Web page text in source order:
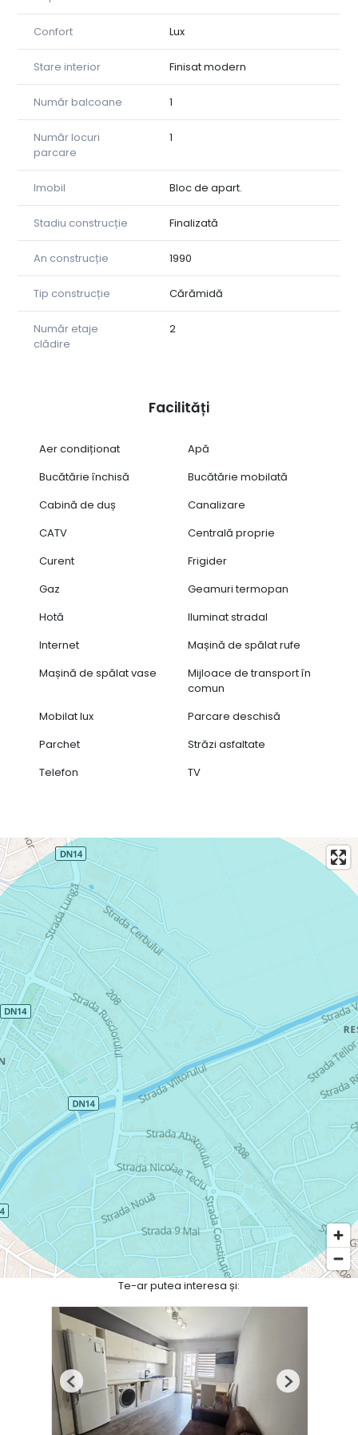
Confort Lux
Stare interior Finisat modern
Număr balcoane 1
Număr locuri
parcare
1
Imobil Bloc de apart.
Stadiu construcție Finalizată
An construcție 1990
Tip construcție Cărămidă
Număr etaje
clădire
2
Facilități
Aer condiționat
Apă
Bucătărie închisă
Bucătărie mobilată
Cabină de duș
Canalizare
CATV
Centrală proprie
Curent
Frigider
Gaz
Geamuri termopan
Hotă
Iluminat stradal
Internet
Mașină de spălat rufe
Mașină de spălat vase
Mijloace de transport în
comun
Mobilat lux
Parcare deschisă
Parchet
Străzi asfaltate
Telefon
TV
Te-ar putea interesa și:
Previous Next